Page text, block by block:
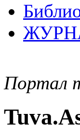
Портал